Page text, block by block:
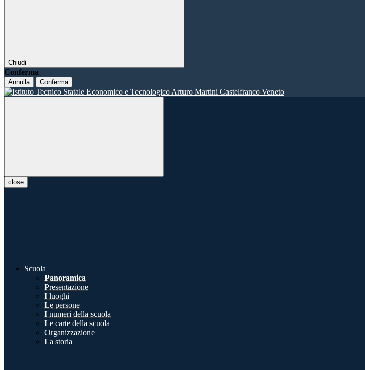
Chiudi
Conferma
Annulla Conferma
close
Scuola
Panoramica
Presentazione
I luoghi
Le persone
I numeri della scuola
Le carte della scuola
Organizzazione
La storia